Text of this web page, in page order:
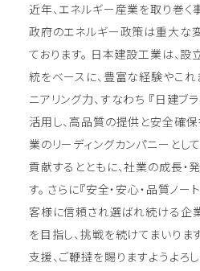
近年、エネルギー産業を取り巻く
政府のエネルギー政策は重大な
ております。 日本建設工業は、
統をベースに、豊富な経験やこれ
ニアリング力、すなわち 『日建ブ
活用し、高品質の提供と安全確保
業のリーディングカンパニーと
貢献するとともに、社業の成長・
す。 さらに『安全・安心・品質ノー
客様に信頼され選ばれ続ける企
を目指し、挑戦を続けてまいりま
支援、ご鞭撻を賜りますようよろ